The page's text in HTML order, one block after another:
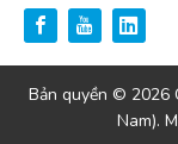
Bản quyền © 2026
Nam).